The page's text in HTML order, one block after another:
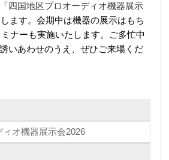
四国地区プロオーディオ機器展⽰
ます。会期中は機器の展示はもち
ナーも実施いたします。ご多忙中
いあわせのうえ、ぜひご来場くだ
オ機器展⽰会2026